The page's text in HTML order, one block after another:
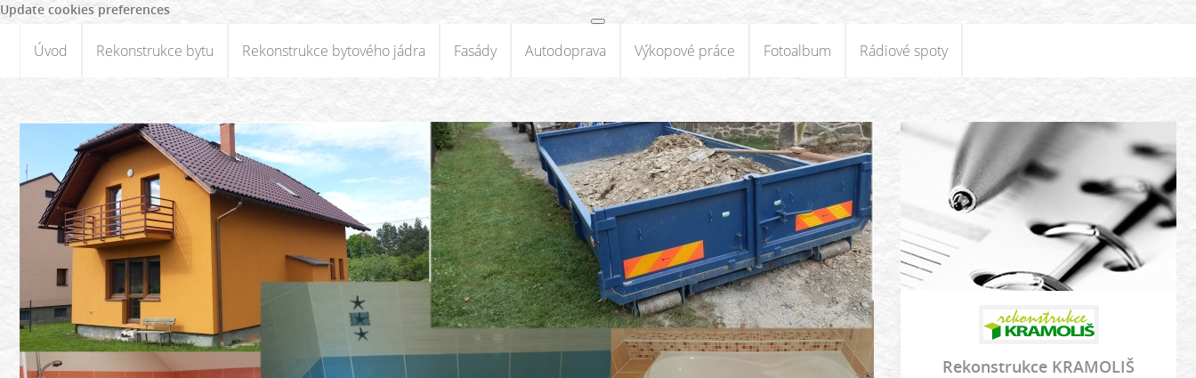
Update cookies preferences
Úvod Rekonstrukce bytu Rekonstrukce bytového jádra Fasády Autodoprava Výkopové práce Fotoalbum Rádiové spoty
Rekonstrukce KRAMOLIŠ